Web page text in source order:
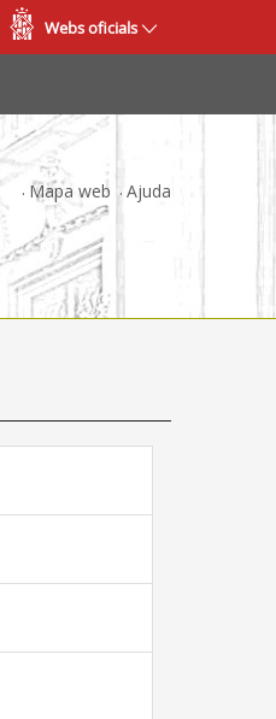
Webs oficials
Mapa web Ajuda